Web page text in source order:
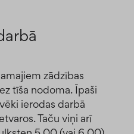
zādzības
tīša nodoma. Īpaši
ierodas darbā
Taču viņi arī